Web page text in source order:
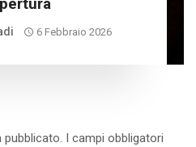
6 Febbraio 2026
pubblicato. I campi obbligatori